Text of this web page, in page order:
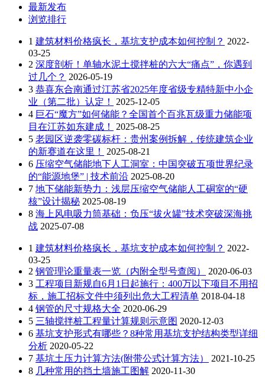
最新发布
浏览排行
1 建筑材料价格疯长，基坑支护成本如何控制？ 2022-
03-25
2 深度剖析！单轴水泥土搅拌桩的六大“痛点”，你遇到
过几个？ 2026-05-19
3 恭喜东合南通过江苏省2025年度省级专精特新中小企
业（第二批）认定！
2025-12-05
4 巨石“魔方”如何储能？全国首个百兆瓦级重力储能项
目在江苏如东建成！
2025-08-25
5 老园区逆袭零碳标杆：贵州案例拆解，传统建筑企业
的新赛道在这里！
2025-08-21
6 压缩空气储能地下人工洞室：中国突破五项世界纪录
的“能源地堡” | 技术前沿 2025-08-20
7 地下储能新势力：浅层压缩空气储能人工硐室的“硬
核”设计揭秘 2025-08-19
8 海上风电吸力筒基础：负压“拔火罐”技术突破深海挑
战 2025-07-08
1 建筑材料价格疯长，基坑支护成本如何控制？ 2022-
03-25
2 钢管理论重量表一览（内附全型号查阅）
2020-06-03
3 工程项目新规自6月1日起施行：400万以下项目不用招
标，施工招标文件中须列出危大工程清单 2018-04-18
4 钢管的尺寸规格大全 2020-06-29
5 三轴搅拌桩工程量计算规则示意图 2020-12-03
6 基坑支护形式有哪些？8种常用基坑支护结构类型详细
分析 2020-05-22
7 基坑土压力计算方法(附带公式计算方法）
2021-10-25
8 几种常用的挡土墙施工图解 2020-11-30